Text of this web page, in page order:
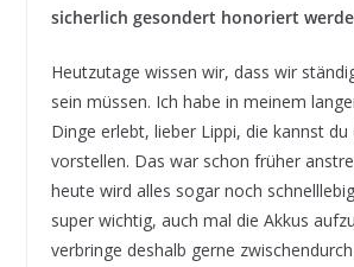
sicherlich gesondert honoriert
Heutzutage wissen wir, dass wir
sein müssen. Ich habe in meinem
Dinge erlebt, lieber Lippi, die kannst
vorstellen. Das war schon früher
heute wird alles sogar noch
super wichtig, auch mal die Akkus
verbringe deshalb gerne